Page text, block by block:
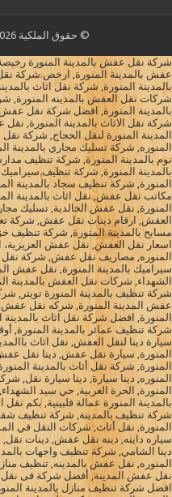
© حقوق الملكية 2026, جميع الحقوق محفوظة
شركة نقل عفش بالمدينة المنورة
عفش بالمدينة المنورة, ارخص شركة
بالمدينة المنورة, شركة نقل اثاث
شركات نقل العفش بالمدينه المنورة,
بالمدينة المنورة, افضل شركة نقل
شركة نقل الاثاث بالمدينة المنورة,
المدينة المنورة لنقل الحجاج, شركة
المنوره, شركة تسليك مجاري
نوم بالمدينة المنورة, شركة تنظيف
بالمدينة المنورة, شركة تنظيف سيراميك
المنورة, شركة تنظيف سجاد بالمدينة
مكاتب نقل عفش, نقل اثاث بالمدينة
المنورة, نقل عفش الخالدية, تسليك
العفش, ارقام دينات نقل عفش, شركة
مسابح بالمدينة المنورة, شركة تنظيف
اسعار نقل العفش, نقل عفش العزيزية،
المنوره, مصاريف نقل عفش, شركة نقل
سيراميك بالمدينة المنورة, نقل عفش
الشهداء, شركات نقل العفش بالمدينة
شركة تنظيف بالمدينة المنورة تويتر,
عفش المدينة المنورة, شركه نقل عفش
المنورة, افضل شركة نقل اثاث
شركة تنظيف عمائر بالمدينة المنورة,
سيارة دينا لنقل العفش, نقل اثاث
المنورة, سيارة نقل عفش, دينا نقل
المنورة, شركة نقل أثاث بالمدينة
المنوره, دينا سيارة, دينا سيارة نقل,
المنورة, الحرة الغربية, حي سيد
بالمدينة المنورة عمالة فلبينية, بكم
شركة تنظيف بالمدينة, شركة تنظيف
المنورة, نقل أثاث, شركات النقل في
سياره داينه, دينه نقل عفش, دينات
دينا الشامي, شركة تنظيف واجهات
المنوره, نقل عفش بالمدينه, تنظيف
نقل عفش المدينة, أفضل شركة فى نقل
افضل شركة تنظيف منازل بالمدينة